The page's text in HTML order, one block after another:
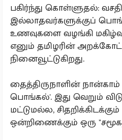
பகிர்ந்து கொள்ளுதல்:
இல்லாதவர்களுக்குப்
உணவுகளை வழங்கி
எனும் தமிழரின்
நினைவூட்டுகிறது.
தைத்திருநாளின்
பொங்கல்'. இது வெறும்
மட்டுமல்ல,
ஒன்றிணைக்கும் ஒரு